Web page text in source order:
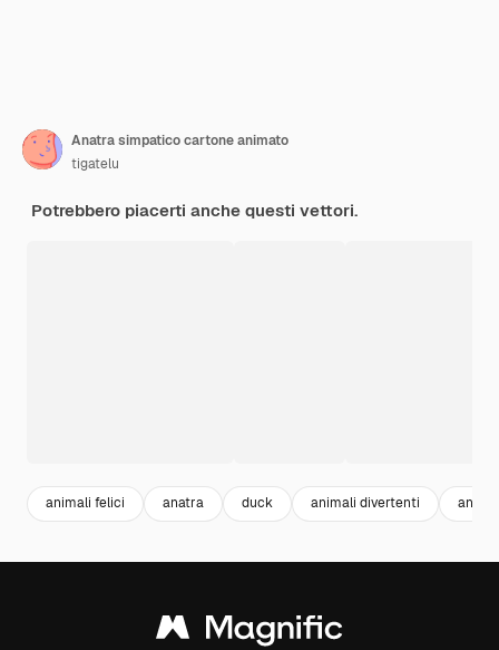
Anatra simpatico cartone animato
tigatelu
Potrebbero piacerti anche questi vettori.
animali felici anatra duck animali divertenti